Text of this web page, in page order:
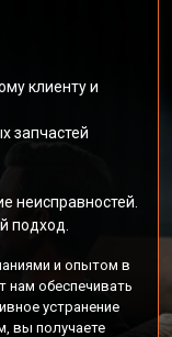
клиенту и
запчастей
неисправностей.
подход.
и опытом в
нам обеспечивать
устранение
вы получаете